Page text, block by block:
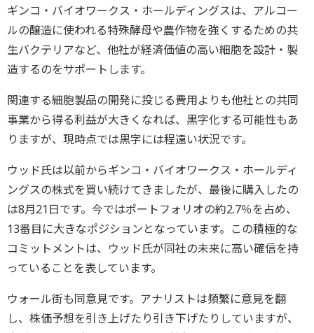
ギンコ・バイオワークス・ホールディングスは、アルコー
ルの醸造に使われる特殊酵母や農作物を強くするための共
生バクテリアなど、他社が経済価値の高い細胞を設計・製
造するのをサポートします。
関連する細胞製品の開発に投じる費用よりも他社との共同
事業から得る利益が大きくなれば、黒字化する可能性もあ
りますが、現時点では黒字には程遠い状況です。
ウッド氏は以前からギンコ・バイオワークス・ホールディ
ングスの株式を買い続けてきましたが、最後に購入したの
は8月21日です。今ではポートフォリオの約2.7％を占め、
13番目に大きなポジションとなっています。この積極的な
コミットメントは、ウッド氏が同社の未来に高い確信を持
っていることを表しています。
ウォール街も同意見です。アナリストは頻繁に意見を翻
し、株価予想を引き上げたり引き下げたりしていますが、